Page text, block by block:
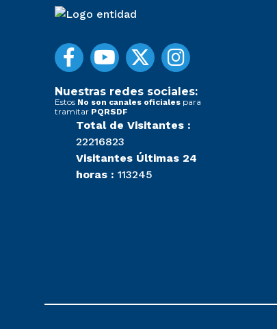
Nuestras redes sociales:
Estos No son canales oficiales para
tramitar PQRSDF
Total de Visitantes :
22216823
Visitantes Últimas 24
horas : 113245